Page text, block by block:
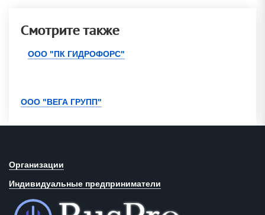
Смотрите также
ООО "ПК ГИДРОФОРС"
ООО "ВЕГА ГРУПП"
Организации
Индивидуальные предприниматели